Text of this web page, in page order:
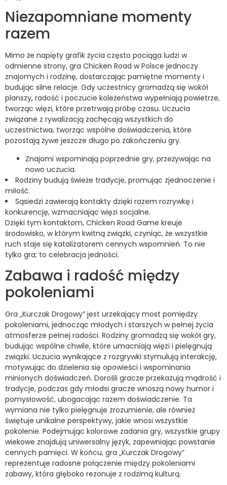
Niezapomniane momenty
razem
Mimo że napięty grafik życia często pociąga ludzi w
odmienne strony, gra Chicken Road w Polsce jednoczy
znajomych i rodzinę, dostarczając pamiętne momenty i
budując silne relacje. Gdy uczestnicy gromadzą się wokół
planszy, radość i poczucie koleżeństwa wypełniają powietrze,
tworząc więzi, które przetrwają próbę czasu. Uczucia
związane z rywalizacją zachęcają wszystkich do
uczestnictwa, tworząc wspólne doświadczenia, które
pozostają żywe jeszcze długo po zakończeniu gry.
Znajomi wspominają poprzednie gry, przeżywając na
nowo uczucia.
Rodziny budują świeże tradycje, promując zjednoczenie i
miłość.
Sąsiedzi zawierają kontakty dzięki razem rozrywkę i
konkurencję, wzmacniając więzi socjalne.
Dzięki tym kontaktom, Chicken Road Game kreuje
środowisko, w którym kwitną związki, czyniąc, że wszystkie
ruch staje się katalizatorem cennych wspomnień. To nie
tylko gra; to celebracja jedności.
Zabawa i radość między
pokoleniami
Gra „Kurczak Drogowy” jest urzekający most pomiędzy
pokoleniami, jednocząc młodych i starszych w pełnej życia
atmosferze pełnej radości. Rodziny gromadzą się wokół gry,
budując wspólne chwile, które umacniają więzi i pielęgnują
związki. Uczucia wynikające z rozgrywki stymulują interakcję,
motywując do dzielenia się opowieści i wspominania
minionych doświadczeń. Dorośli gracze przekazują mądrość i
tradycje, podczas gdy młodsi gracze wnoszą nowy humor i
pomysłowość, ubogacając razem doświadczenie. Ta
wymiana nie tylko pielęgnuje zrozumienie, ale również
świętuje unikalne perspektywy, jakie wnosi wszystkie
pokolenie. Podejmując kolorowe zadania gry, wszystkie grupy
wiekowe znajdują uniwersalny język, zapewniając powstanie
cennych pamięci. W końcu, gra „Kurczak Drogowy”
reprezentuje radosne połączenie między pokoleniami
zabawy, która głęboko rezonuje z rodzimą kulturą.